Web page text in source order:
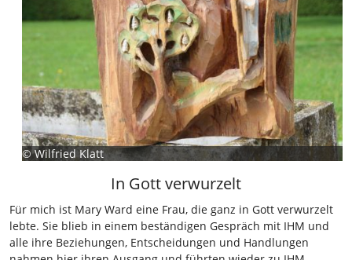
©Wilfried Klatt
In Gott verwurzelt
Für mich ist Mary Ward eine Frau, die ganz in Gott verwurzelt
lebte. Sie blieb in einem beständigen Gespräch mit IHM und
alle ihre Beziehungen, Entscheidungen und Handlungen